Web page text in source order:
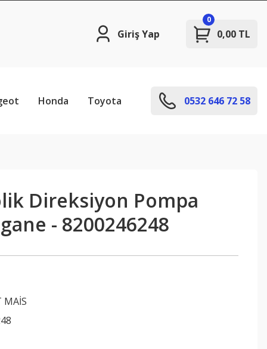
Giriş Yap 0,00 TL
0
Honda Toyota 0532 646 72 58
Direksiyon Pompa
- 8200246248
MAİS